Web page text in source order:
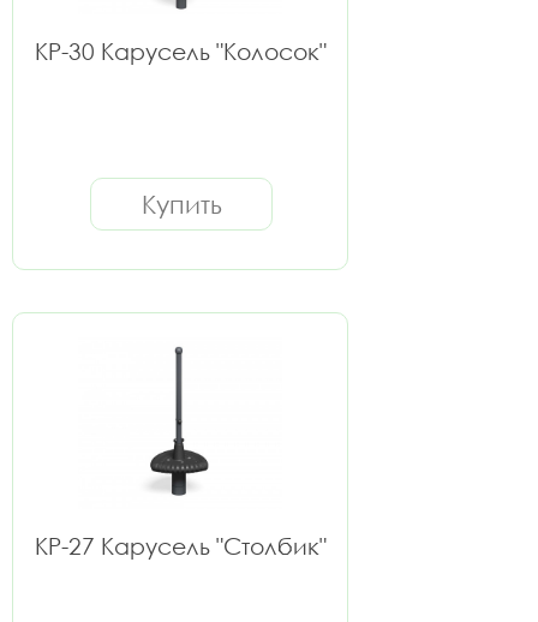
КР-30 Карусель "Колосок"
Купить
КР-27 Карусель "Столбик"